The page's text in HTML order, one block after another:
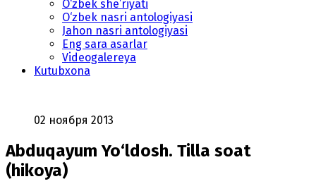
O‘zbek she’riyati
O‘zbek nasri antologiyasi
Jahon nasri antologiyasi
Eng sara asarlar
Videogalereya
Kutubxona
02 ноября 2013
Abduqayum Yo‘ldosh. Tilla soat
(hikoya)